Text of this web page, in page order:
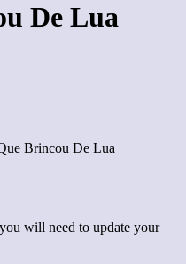
De Lua
Brincou De Lua
will need to update your